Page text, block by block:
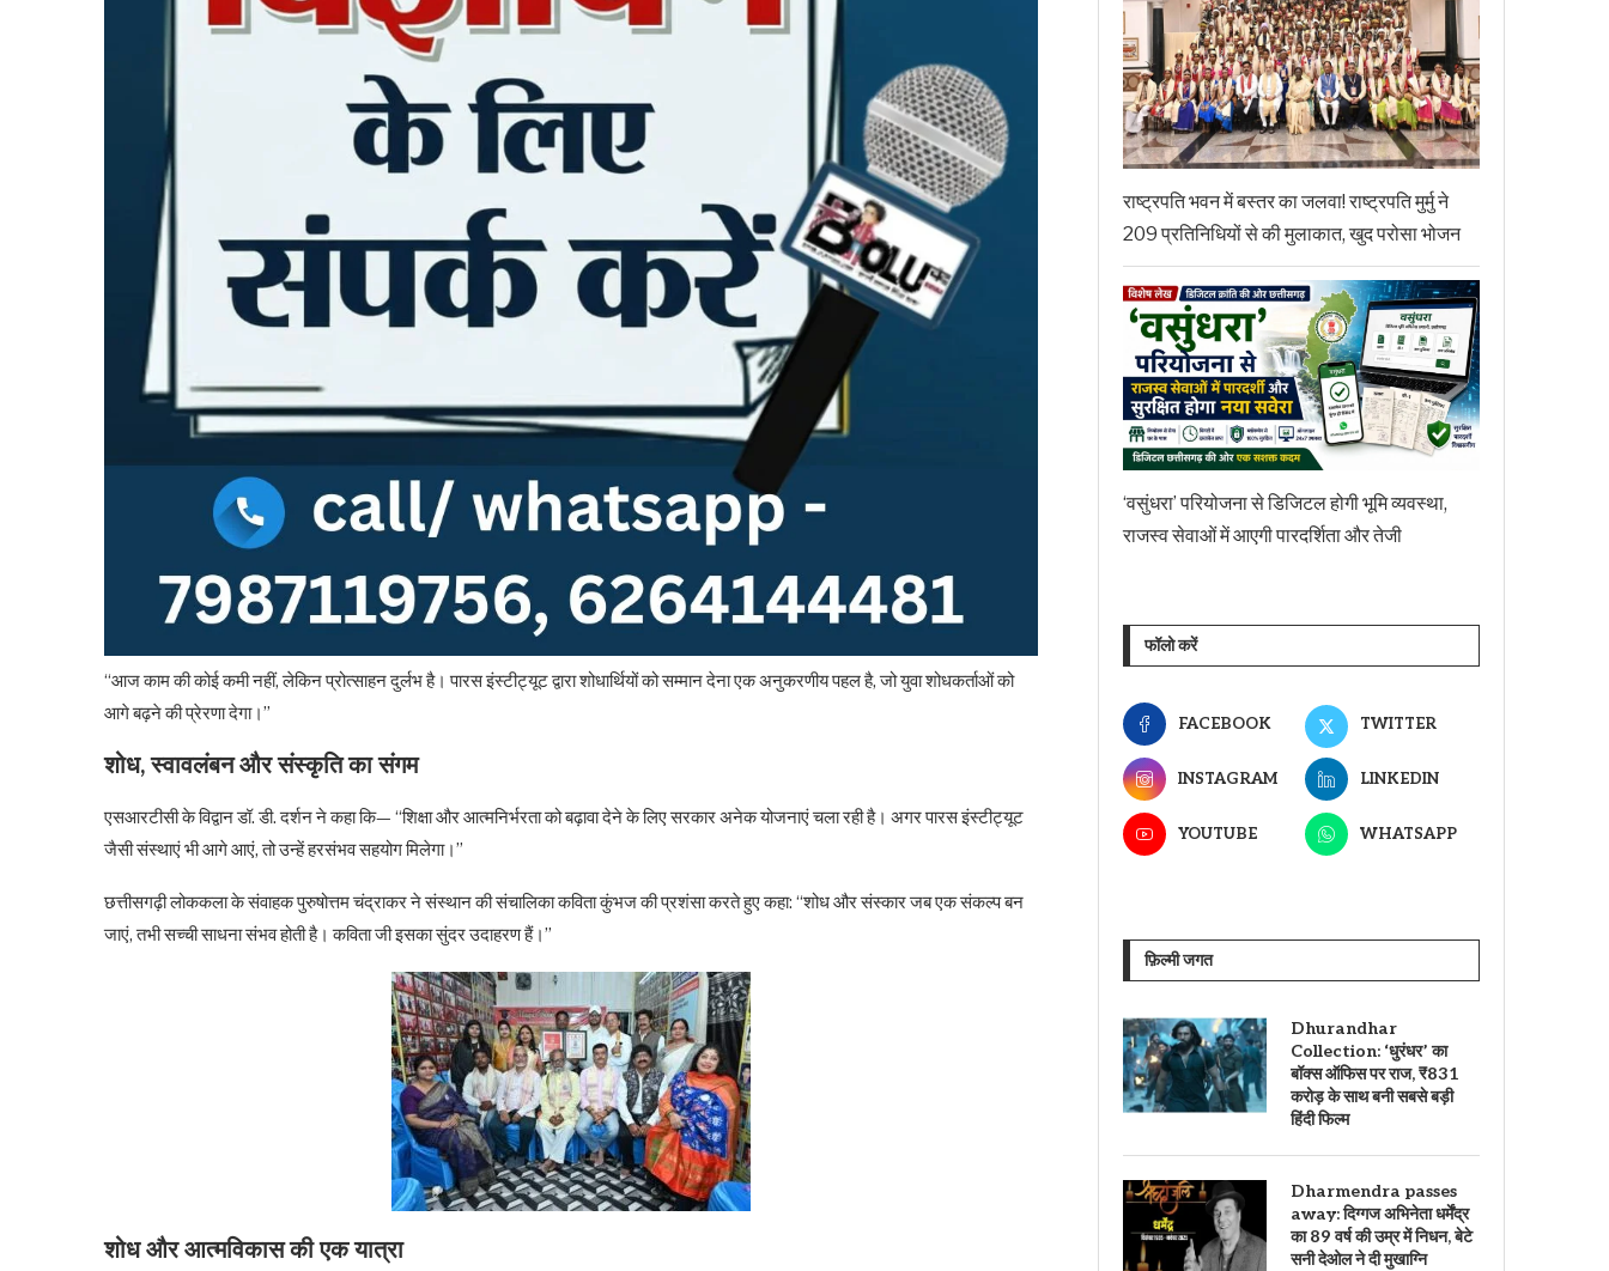
“आज काम की कोई कमी नहीं, लेकिन प्रोत्साहन दुर्लभ है। पारस इंस्टीट्यूट द्वारा शोधार्थियों को सम्मान देना एक अनुकरणीय पहल है, जो युवा शोधकर्ताओं को
आगे बढ़ने की प्रेरणा देगा।”
शोध, स्वावलंबन और संस्कृति का संगम
एसआरटीसी के विद्वान डॉ. डी. दर्शन ने कहा कि— “शिक्षा और आत्मनिर्भरता को बढ़ावा देने के लिए सरकार अनेक योजनाएं चला रही है। अगर पारस इंस्टीट्यूट
जैसी संस्थाएं भी आगे आएं, तो उन्हें हरसंभव सहयोग मिलेगा।”
छत्तीसगढ़ी लोककला के संवाहक पुरुषोत्तम चंद्राकर ने संस्थान की संचालिका कविता कुंभज की प्रशंसा करते हुए कहा: “शोध और संस्कार जब एक संकल्प बन
जाएं, तभी सच्ची साधना संभव होती है। कविता जी इसका सुंदर उदाहरण हैं।”
शोध और आत्मविकास की एक यात्रा
राष्ट्रपति भवन में बस्तर का जलवा! राष्ट्रपति मुर्मु ने
209 प्रतिनिधियों से की मुलाकात, खुद परोसा भोजन
‘वसुंधरा’ परियोजना से डिजिटल होगी भूमि व्यवस्था,
राजस्व सेवाओं में आएगी पारदर्शिता और तेजी
फॉलो करें
FACEBOOK TWITTER
INSTAGRAM LINKEDIN
YOUTUBE WHATSAPP
फ़िल्मी जगत
Dhurandhar
Collection: ‘धुरंधर’ का
बॉक्स ऑफिस पर राज, ₹831
करोड़ के साथ बनी सबसे बड़ी
हिंदी फिल्म
Dharmendra passes
away: दिग्गज अभिनेता धर्मेंद्र
का 89 वर्ष की उम्र में निधन, बेटे
सनी देओल ने दी मुखाग्नि